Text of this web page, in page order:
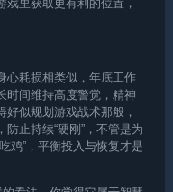
里获取更有利的位置，
心耗损相类似，年底工作
时间维持高度警觉，精神
好似规划游戏战术那般，
止持续“硬刚”，不管是为
鸡”，平衡投入与恢复才是